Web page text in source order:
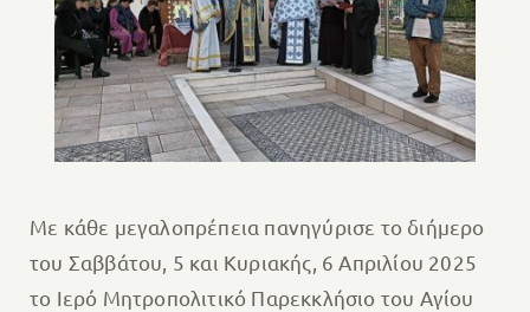
Με κάθε μεγαλοπρέπεια πανηγύρισε το διήμερο
του Σαββάτου, 5 και Κυριακής, 6 Απριλίου 2025
το Ιερό Μητροπολιτικό Παρεκκλήσιο του Αγίου